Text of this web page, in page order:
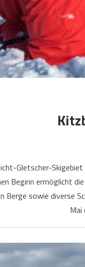
Gletscher-
Beginn ermöglicht
Berge sowie diverse
Mai